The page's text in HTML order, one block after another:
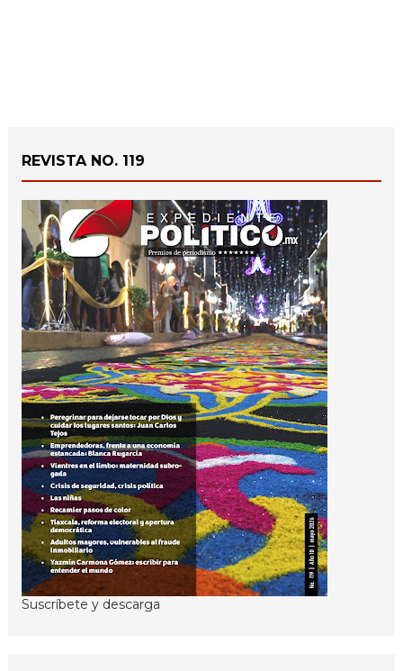
REVISTA NO. 119
Suscríbete y descarga